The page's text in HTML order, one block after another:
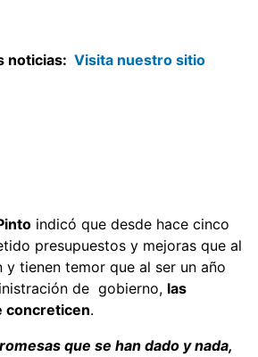
noticias: Visita nuestro sitio
indicó que desde hace cinco
presupuestos y mejoras que al
y tienen temor que al ser un año
de gobierno, las
concreticen.
que se han dado y nada,